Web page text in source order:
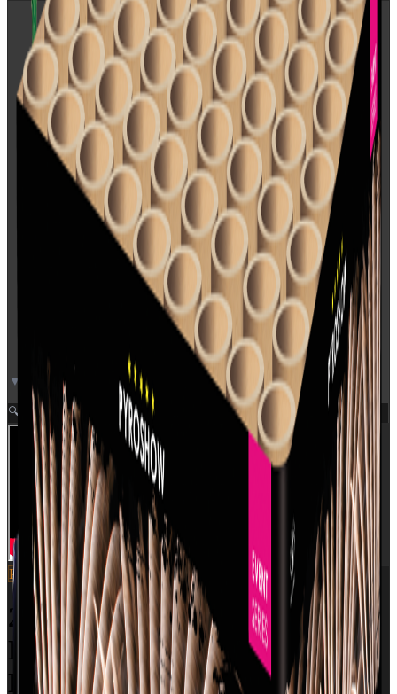
▼ Video neden for
🔍 Zoom
Pyroshow SKU: 2830
2830 - Z-SHAPE: SILVER
BLINKING TO SILVER
BUTTERFLY